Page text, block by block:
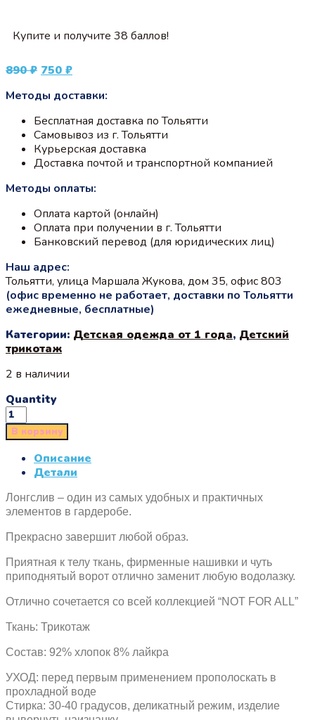
Купите и получите 38 баллов!
890₽ Первоначальная
составляла
750 ₽Текущая
750 ₽.
Методы доставки:
Бесплатная доставка по Тольятти
Самовывоз из г. Тольятти
Курьерская доставка
Доставка почтой и транспортной компанией
Методы оплаты:
Оплата картой (онлайн)
Оплата при получении в г. Тольятти
Банковский перевод (для юридических лиц)
Наш адрес:
Тольятти, улица Маршала Жукова, дом 35, офис 803
(офис временно не работает, доставки по Тольятти
ежедневные, бесплатные)
Категории: Детская одежда от 1 года, Детский
трикотаж
2 в наличии
Quantity
В корзину
Описание
Детали
Лонгслив – один из самых удобных и практичных
элементов в гардеробе.
Прекрасно завершит любой образ.
Приятная к телу ткань, фирменные нашивки и чуть
приподнятый ворот отлично заменит любую водолазку.
Отлично сочетается со всей коллекцией “NOT FOR ALL”
Ткань: Трикотаж
Состав: 92% хлопок 8% лайкра
УХОД: перед первым применением прополоскать в
прохладной воде
Стирка: 30-40 градусов, деликатный режим, изделие